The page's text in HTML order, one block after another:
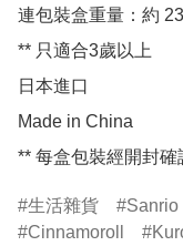
連包裝盒重量：約
** 只適合3歲以上
日本進口
Made in China
** 每盒包裝經開封確
生活雜貨 Sanrio
Cinnamoroll